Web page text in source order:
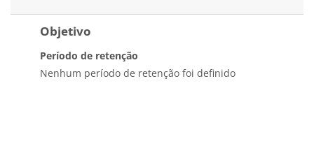
Objetivo
Período de retenção
Nenhum período de retenção foi definido